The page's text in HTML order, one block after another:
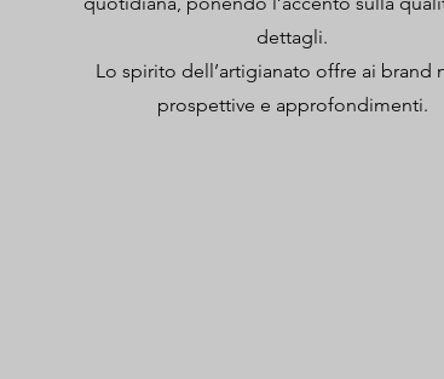
dettagli.
Lo spirito dell’artigianato offre ai brand
prospettive e approfondimenti.